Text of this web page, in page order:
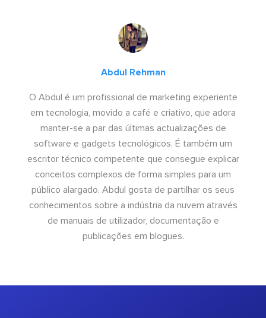
Abdul Rehman
O Abdul é um profissional de marketing experiente
em tecnologia, movido a café e criativo, que adora
manter-se a par das últimas actualizações de
software e gadgets tecnológicos. É também um
escritor técnico competente que consegue explicar
conceitos complexos de forma simples para um
público alargado. Abdul gosta de partilhar os seus
conhecimentos sobre a indústria da nuvem através
de manuais de utilizador, documentação e
publicações em blogues.